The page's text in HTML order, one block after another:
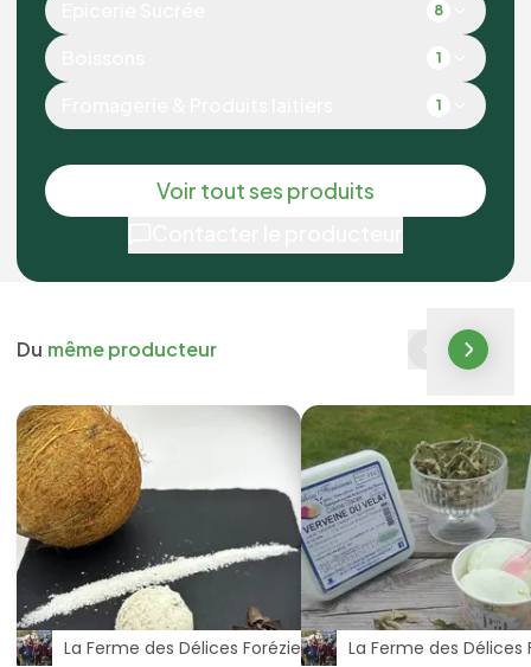
8
1
1
Voir tout ses produits
Du même producteur
La Ferme des Délices Foréziens La Ferme des Délices